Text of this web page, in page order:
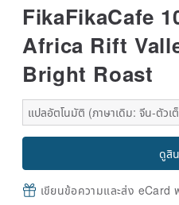
FikaFikaCafe
Africa Rift
Bright Roast
แปลอัตโนมัติ (ภาษาเดิม: จีน-ตัวเ
ดูสิ
เขียนข้อความและส่ง eCard